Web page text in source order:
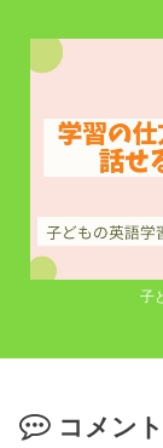
子
コメン